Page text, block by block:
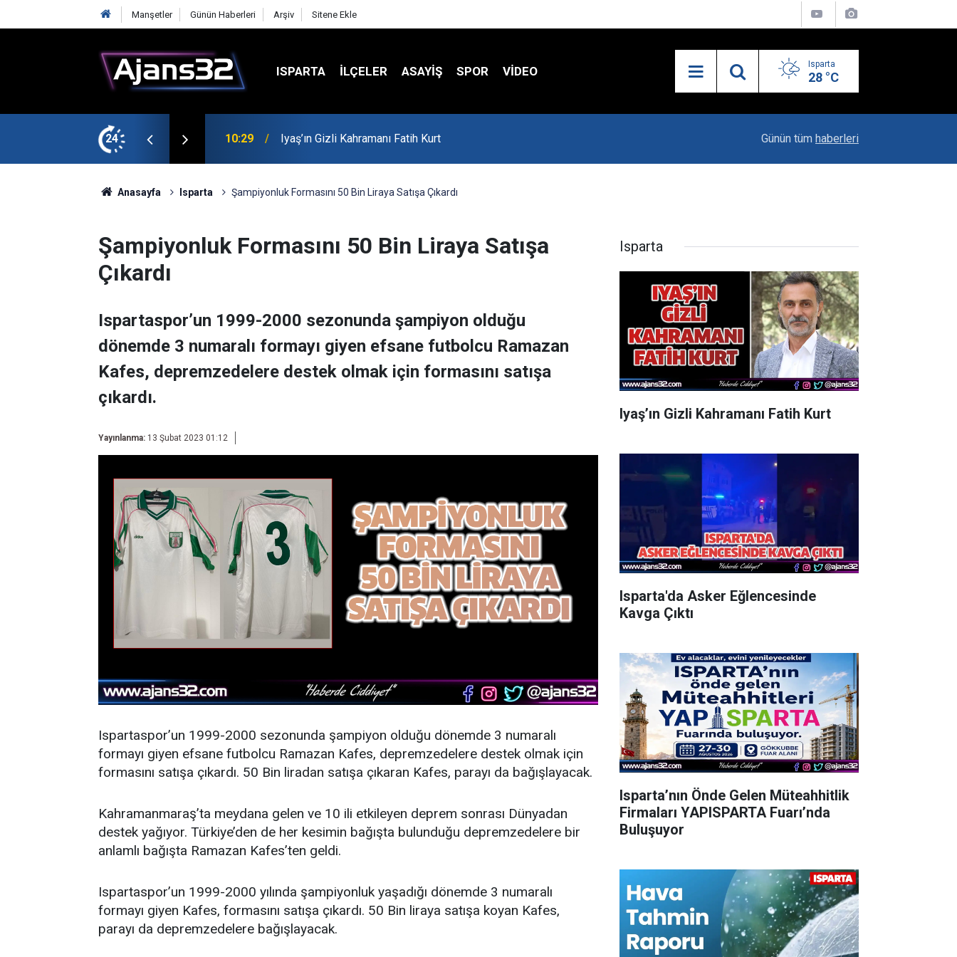
Manşetler Günün Haberleri Arşiv Sitene Ekle
ISPARTA İLÇELER ASAYİŞ SPOR VIDEO Isparta
28 °C
24 00:52 Isparta'da Asker Eğlencesinde Kavga Çıktı Uzaktan Hasta Değerlendirme Sistemi İle Yeni
Günün tüm haberleri
Anasayfa Isparta Şampiyonluk Formasını 50 Bin Liraya Satışa Çıkardı
Şampiyonluk Formasını 50 Bin Liraya Satışa
Çıkardı
Ispartaspor’un 1999-2000 sezonunda şampiyon olduğu
dönemde 3 numaralı formayı giyen efsane futbolcu Ramazan
Kafes, depremzedelere destek olmak için formasını satışa
çıkardı.
Yayınlanma: 13 Şubat 2023 01:12
Ispartaspor’un 1999-2000 sezonunda şampiyon olduğu dönemde 3 numaralı
formayı giyen efsane futbolcu Ramazan Kafes, depremzedelere destek olmak için
formasını satışa çıkardı. 50 Bin liradan satışa çıkaran Kafes, parayı da bağışlayacak.
Kahramanmaraş’ta meydana gelen ve 10 ili etkileyen deprem sonrası Dünyadan
destek yağıyor. Türkiye’den de her kesimin bağışta bulunduğu depremzedelere bir
anlamlı bağışta Ramazan Kafes’ten geldi.
Ispartaspor’un 1999-2000 yılında şampiyonluk yaşadığı dönemde 3 numaralı
formayı giyen Kafes, formasını satışa çıkardı. 50 Bin liraya satışa koyan Kafes,
parayı da depremzedelere bağışlayacak.
Isparta
Iyaş’ın Gizli Kahramanı Fatih Kurt
Isparta'da Asker Eğlencesinde
Kavga Çıktı
Isparta’nın Önde Gelen Müteahhitlik
Firmaları YAPISPARTA Fuarı’nda
Buluşuyor